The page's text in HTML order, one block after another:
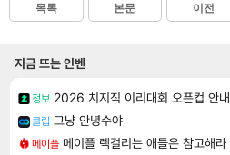
목록 본문 이전
지금 뜨는 인벤
정보 2026 치지직 이리대회 오픈컵 안내
클립 그냥 안녕수야
메이플 메이플 렉걸리는 애들은 참고해라